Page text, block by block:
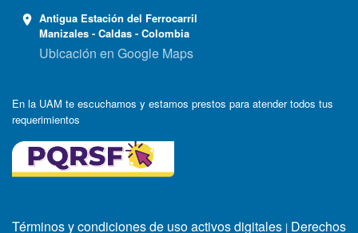
Antigua Estación del Ferrocarril
Manizales - Caldas - Colombia
Ubicación en Google Maps
En la UAM te escuchamos y estamos prestos para atender todos tus
requerimientos
Términos y condiciones de uso activos digitales | Derechos